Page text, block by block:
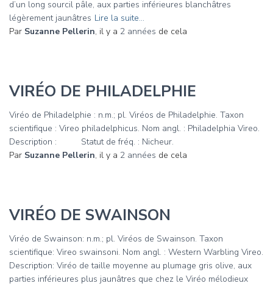
d’un long sourcil pâle, aux parties inférieures blanchâtres
légèrement jaunâtres Lire la suite…
Par Suzanne Pellerin, il y a 2 années de cela
VIRÉO DE PHILADELPHIE
Viréo de Philadelphie : n.m.; pl. Viréos de Philadelphie. Taxon
scientifique : Vireo philadelphicus. Nom angl. : Philadelphia Vireo.
Description : Statut de fréq. : Nicheur.
Par Suzanne Pellerin, il y a 2 années de cela
VIRÉO DE SWAINSON
Viréo de Swainson: n.m.; pl. Viréos de Swainson. Taxon
scientifique: Vireo swainsoni. Nom angl. : Western Warbling Vireo.
Description: Viréo de taille moyenne au plumage gris olive, aux
parties inférieures plus jaunâtres que chez le Viréo mélodieux